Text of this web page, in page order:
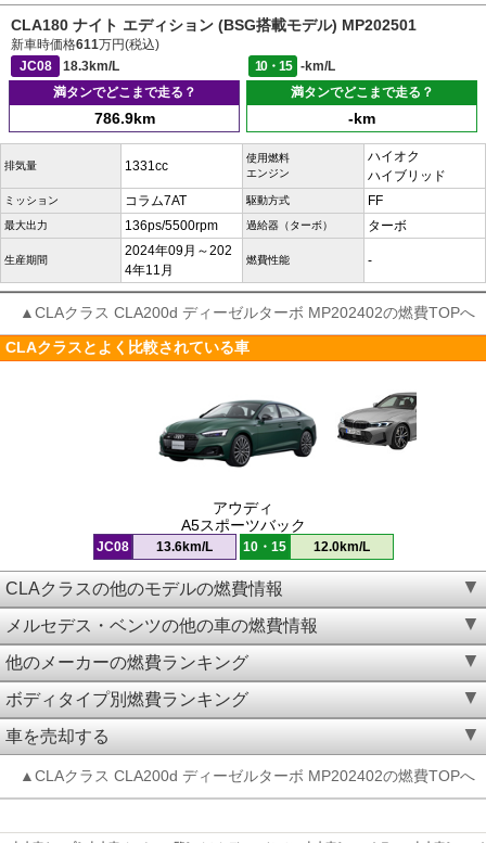
CLA180 ナイト エディション (BSG搭載モデル) MP202501
新車時価格611万円(税込)
JC08
18.3km/L 10・15
-km/L
満タンでどこまで走る？
786.9km
満タンでどこまで走る？
-km
排気量 1331cc
使用燃料
エンジン
ハイオク
ハイブリッド
ミッション コラム7AT 駆動方式 FF
最大出力 136ps/5500rpm 過給器（ターボ） ターボ
生産期間
2024年09月～202
4年11月
燃費性能 -
▲CLAクラス CLA200d ディーゼルターボ MP202402の燃費TOPへ
CLAクラスとよく比較されている車
アウディ
A5スポーツバック
JC08 13.6km/L 10・15 12.0km/L
CLAクラスの他のモデルの燃費情報
メルセデス・ベンツの他の車の燃費情報
他のメーカーの燃費ランキング
ボディタイプ別燃費ランキング
車を売却する
▲CLAクラス CLA200d ディーゼルターボ MP202402の燃費TOPへ